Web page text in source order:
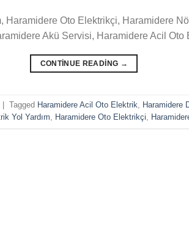
Haramidere Oto Elektrikçi, Haramidere
Akü Servisi, Haramidere Acil Oto
CONTINUE READING →
Tagged Haramidere Acil Oto Elektrik, Haramidere
Yol Yardım, Haramidere Oto Elektrikçi,